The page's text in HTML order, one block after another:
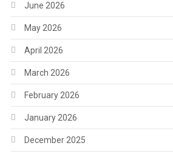
June 2026
May 2026
April 2026
March 2026
February 2026
January 2026
December 2025